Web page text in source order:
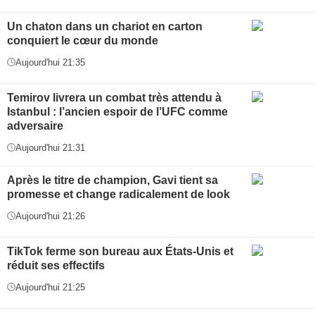
Un chaton dans un chariot en carton
conquiert le cœur du monde
Aujourd'hui 21:35
Temirov livrera un combat très attendu à
Istanbul : l’ancien espoir de l’UFC comme
adversaire
Aujourd'hui 21:31
Après le titre de champion, Gavi tient sa
promesse et change radicalement de look
Aujourd'hui 21:26
TikTok ferme son bureau aux États-Unis et
réduit ses effectifs
Aujourd'hui 21:25